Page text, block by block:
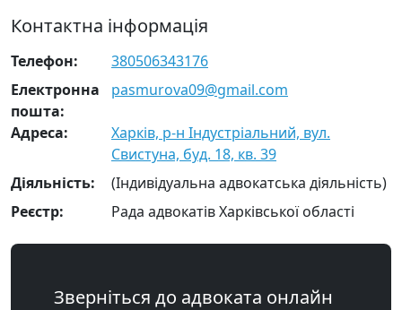
Контактна інформація
Телефон:
380506343176
Електронна
пошта:
pasmurova09@gmail.com
Адреса:
Харків, р-н Індустріальний, вул.
Свистуна, буд. 18, кв. 39
Діяльність:
(Індивідуальна адвокатська діяльність)
Реєстр:
Рада адвокатів Харківської області
Зверніться до адвоката онлайн